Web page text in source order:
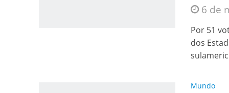
6 de
Por 51
dos
Mundo